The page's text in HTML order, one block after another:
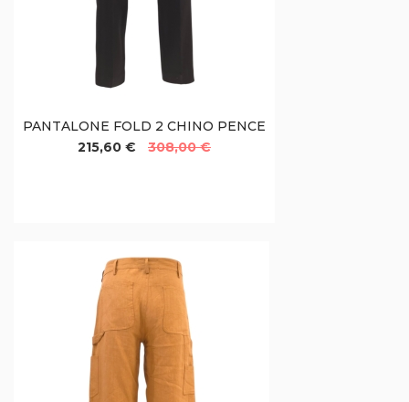
PANTALONE FOLD 2 CHINO PENCE
215,60 €
308,00 €